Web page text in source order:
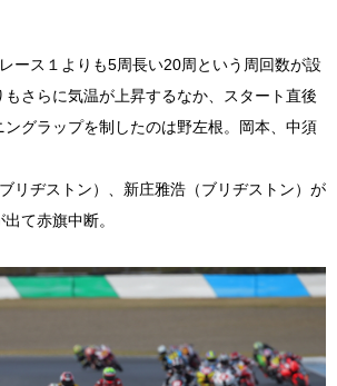
ース１よりも5周長い20周という周回数が設
さらに気温が上昇するなか、スタート直後
グラップを制したのは野左根。岡本、中須
リヂストン）、新庄雅浩（ブリヂストン）が
て赤旗中断。